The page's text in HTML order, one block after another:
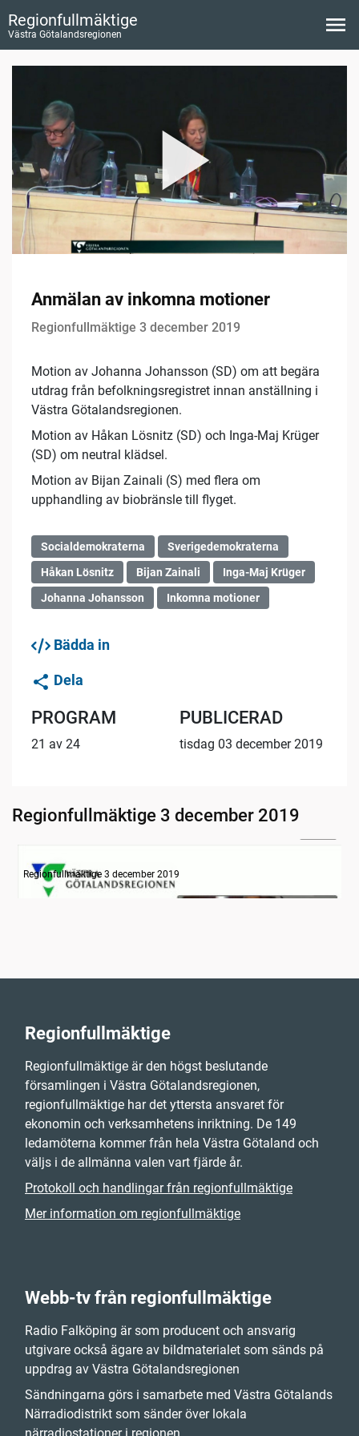
Regionfullmäktige
Västra Götalandsregionen
Anmälan av inkomna motioner
Regionfullmäktige 3 december 2019
Motion av Johanna Johansson (SD) om att begära
utdrag från befolkningsregistret innan anställning i
Västra Götalandsregionen.
Motion av Håkan Lösnitz (SD) och Inga-Maj Krüger
(SD) om neutral klädsel.
Motion av Bijan Zainali (S) med flera om
upphandling av biobränsle till flyget.
Socialdemokraterna
Sverigedemokraterna
Håkan Lösnitz
Bijan Zainali
Inga-Maj Krüger
Johanna Johansson
Inkomna motioner
Bädda in
Dela
PROGRAM
21 av 24
PUBLICERAD
tisdag 03 december 2019
Regionfullmäktige 3 december 2019
Information
Regionfullmäktige 3 december 2019
Regionfullmäktige
Regionfullmäktige är den högst beslutande
församlingen i Västra Götalandsregionen,
regionfullmäktige har det yttersta ansvaret för
ekonomin och verksamhetens inriktning. De 149
ledamöterna kommer från hela Västra Götaland och
väljs i de allmänna valen vart fjärde år.
Protokoll och handlingar från regionfullmäktige
Mer information om regionfullmäktige
Webb-tv från regionfullmäktige
Radio Falköping är som producent och ansvarig
utgivare också ägare av bildmaterialet som sänds på
uppdrag av Västra Götalandsregionen
Sändningarna görs i samarbete med Västra Götalands
Närradiodistrikt som sänder över lokala